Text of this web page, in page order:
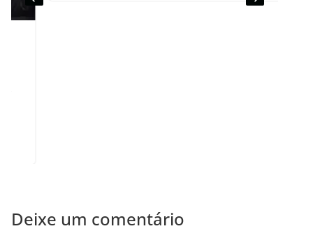
Deixe um comentário